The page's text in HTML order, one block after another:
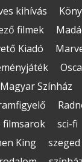
kihívás
filmek
Kiadó
Színház
filmsarok
sci-fi
King
szeged